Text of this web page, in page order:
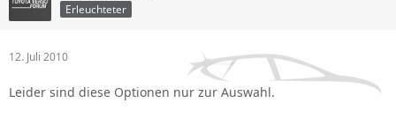
Erleuchteter
12. Juli 2010
Leider sind diese Optionen nur zur Auswahl.